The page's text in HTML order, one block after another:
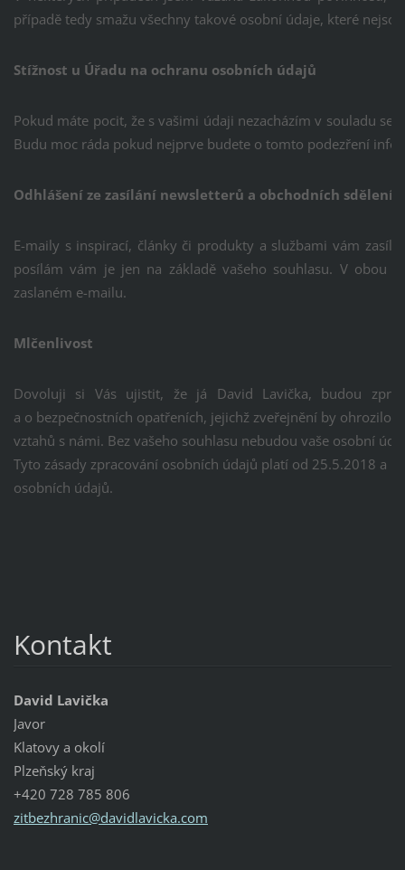
případě tedy smažu všechny takové osobní údaje, které
Stížnost u Úřadu na ochranu osobních údajů
Pokud máte pocit, že s vašimi údaji nezacházím v souladu
Budu moc ráda pokud nejprve budete o tomto podezření
Odhlášení ze zasílání newsletterů a obchodních sdělení
E-maily s inspirací, články či produkty a službami vám
posílám vám je jen na základě vašeho souhlasu. V obou
zaslaném e-mailu.
Mlčenlivost
Dovoluji si Vás ujistit, že já David Lavička, budou
a o bezpečnostních opatřeních, jejichž zveřejnění by ohrozilo
vztahů s námi. Bez vašeho souhlasu nebudou vaše osobní
Tyto zásady zpracování osobních údajů platí od 25.5.2018 a
osobních údajů.
Kontakt
David Lavička
Javor
Klatovy a okolí
Plzeňský kraj
+420 728 785 806
zitbezhranic@davidlavicka.com